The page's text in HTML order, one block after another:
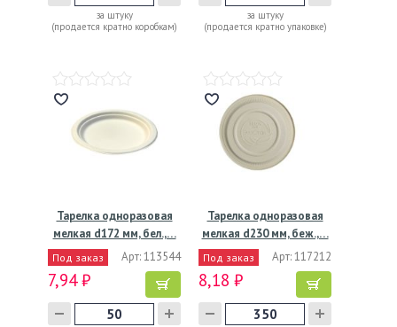
за штуку
(продается кратно коробкам)
за штуку
(продается кратно упаковке)
Тарелка одноразовая
мелкая d172 мм, бел.,…
Под заказ Арт: 113544
7,94 ₽
Тарелка одноразовая
мелкая d230 мм, беж.,…
Под заказ Арт: 117212
8,18 ₽